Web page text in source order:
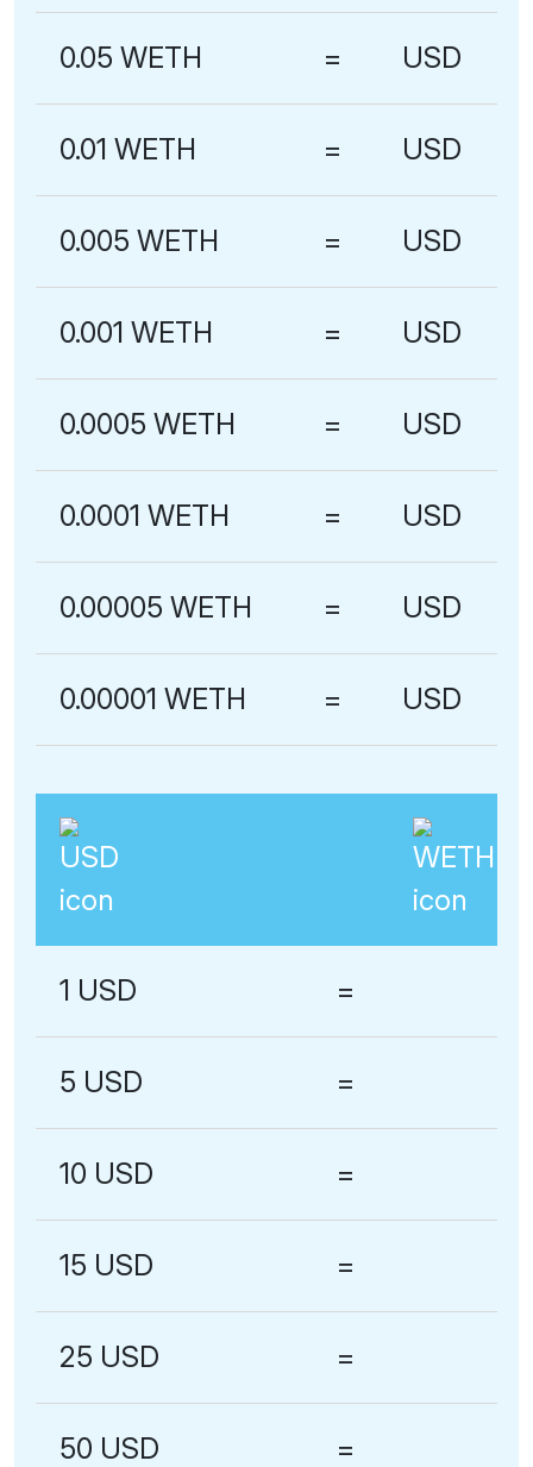
0.05 WETH = USD
0.01 WETH = USD
0.005 WETH = USD
0.001 WETH = USD
0.0005 WETH = USD
0.0001 WETH = USD
0.00005 WETH = USD
0.00001 WETH = USD
1 USD =
5 USD =
10 USD =
15 USD =
25 USD =
50 USD =